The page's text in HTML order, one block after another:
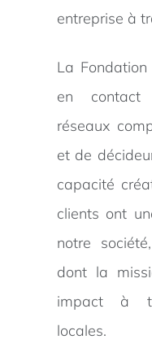
entreprise à
La
en contact
réseaux
et de
capacité
clients ont
notre
dont la
impact à
locales.